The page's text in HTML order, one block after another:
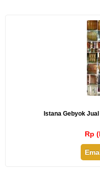
Istana Gebyok
Rp